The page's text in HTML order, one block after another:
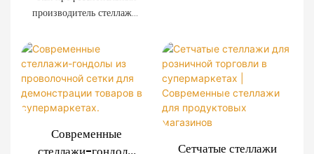
для розничной
Индивидуальные
решения для
оформления
магазинов
производитель стеллажей
мы предлагаем системы
стеллажей из
проволочной сетки,
изготовленные на заказ,
для супермаркетов,
магазинов шаговой
отличается
исключительной
прочностью, простотой
установки и
возможностью
индивидуальной
настройки. Декоративные
Современные
Сетчатые стеллажи